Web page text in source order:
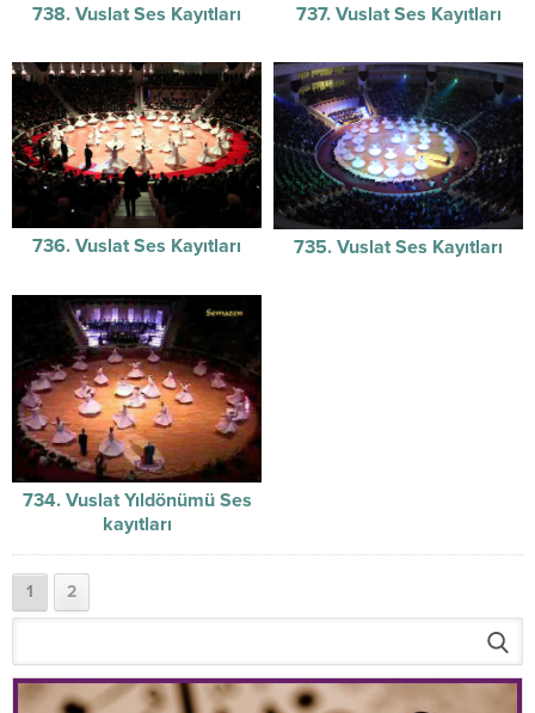
738. Vuslat Ses Kayıtları 737. Vuslat Ses Kayıtları
736. Vuslat Ses Kayıtları 735. Vuslat Ses Kayıtları
734. Vuslat Yıldönümü Ses
kayıtları
1 2